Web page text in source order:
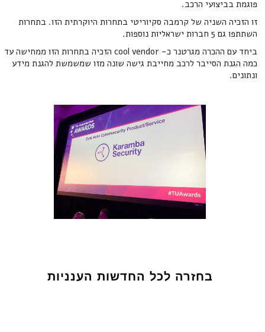
פוגמת בביצועי הרכב.
זו הזכיה השניה של קרמבה סקיוריטי בתחרות היוקרתית הזו. בתחרות
השתתפו גם 5 חברות ישראליות נוספות.
ביחד עם ההכרה מגרטנר כ- cool vendor הזכיה בתחרות הזו ממחישה עד
כמה הגנת הסייבר לרכב מחייבת גישה שונה מזו שמשמשת להגנת מידע
ונתונים.
בחזרה לכל החדשות הענניות